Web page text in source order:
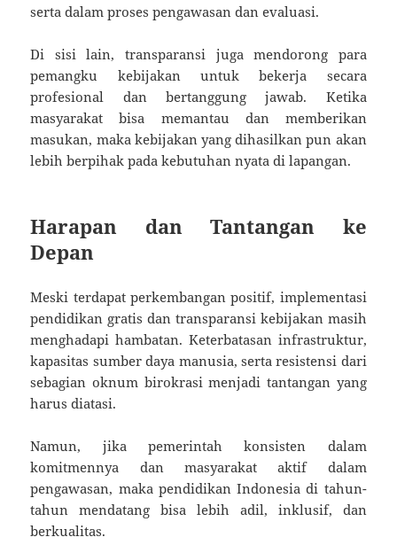
serta dalam proses pengawasan dan evaluasi.
Di sisi lain, transparansi juga mendorong para
pemangku kebijakan untuk bekerja secara
profesional dan bertanggung jawab. Ketika
masyarakat bisa memantau dan memberikan
masukan, maka kebijakan yang dihasilkan pun akan
lebih berpihak pada kebutuhan nyata di lapangan.
Harapan dan Tantangan ke
Depan
Meski terdapat perkembangan positif, implementasi
pendidikan gratis dan transparansi kebijakan masih
menghadapi hambatan. Keterbatasan infrastruktur,
kapasitas sumber daya manusia, serta resistensi dari
sebagian oknum birokrasi menjadi tantangan yang
harus diatasi.
Namun, jika pemerintah konsisten dalam
komitmennya dan masyarakat aktif dalam
pengawasan, maka pendidikan Indonesia di tahun-
tahun mendatang bisa lebih adil, inklusif, dan
berkualitas.